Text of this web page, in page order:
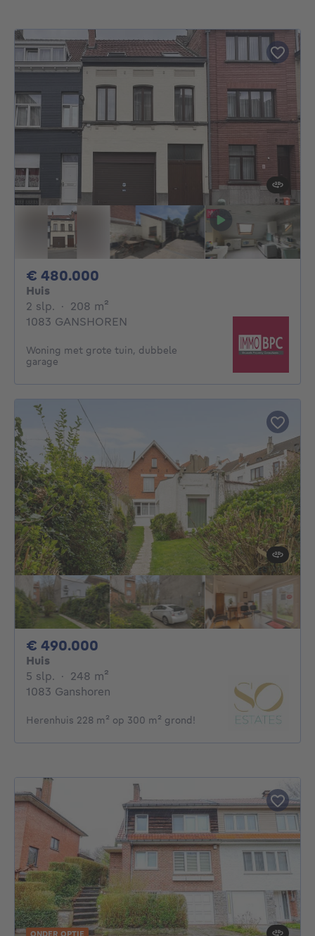
€ 480.000
Huis
2 slp. 2 slaapkamers
· 208 m²
1083 GANSHOREN
Woning met grote tuin, dubbele
garage
€ 490.000
Huis
5 slp. 5 slaapkamers
· 248 m²
1083 Ganshoren
Herenhuis 228 m² op 300 m² grond!
ONDER OPTIE